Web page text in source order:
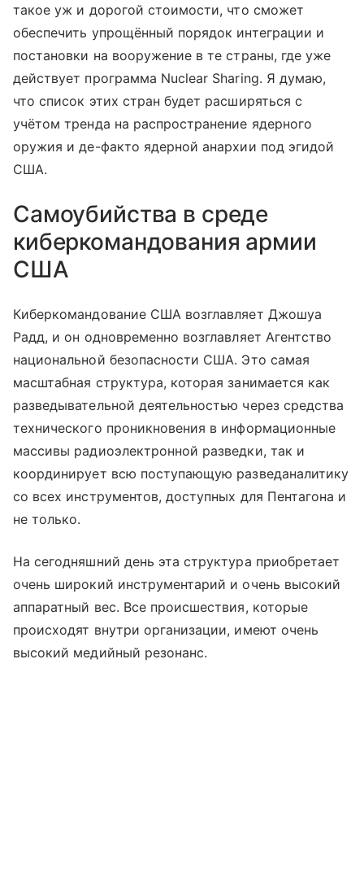
такое уж и дорогой стоимости, что сможет
обеспечить упрощённый порядок интеграции и
постановки на вооружение в те страны, где уже
действует программа Nuclear Sharing. Я думаю,
что список этих стран будет расширяться с
учётом тренда на распространение ядерного
оружия и де-факто ядерной анархии под эгидой
США.
Самоубийства в среде
киберкомандования армии
США
Киберкомандование США возглавляет Джошуа
Радд, и он одновременно возглавляет Агентство
национальной безопасности США. Это самая
масштабная структура, которая занимается как
разведывательной деятельностью через средства
технического проникновения в информационные
массивы радиоэлектронной разведки, так и
координирует всю поступающую разведаналитику
со всех инструментов, доступных для Пентагона и
не только.
На сегодняшний день эта структура приобретает
очень широкий инструментарий и очень высокий
аппаратный вес. Все происшествия, которые
происходят внутри организации, имеют очень
высокий медийный резонанс.